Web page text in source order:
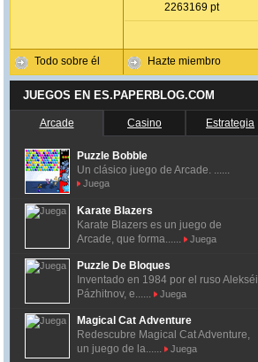
Todo sobre él
2263169 pt
Hazte miembro
JUEGOS EN ES.PAPERBLOG.COM
Arcade Casino Estrategia
Puzzle Bobble
Un clásico juego de Arcade. ......
Juega
Karate Blazers
Karate Blazers es un juego de
Arcade, que forma......
Juega
Puzzle De Bloques
Inventado en 1984 por el ruso Alekséi
Pázhitnov, e......
Juega
Magical Cat Adventure
Redescubre Magical Cat Adventure,
un juego de la......
Juega